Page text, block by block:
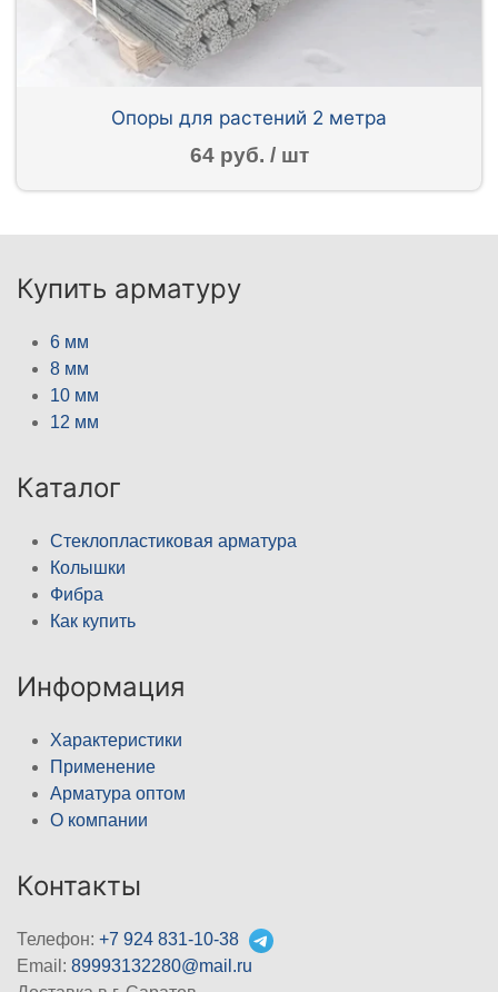
Опоры для растений 2 метра
64 руб. / шт
Купить арматуру
6 мм
8 мм
10 мм
12 мм
Каталог
Стеклопластиковая арматура
Колышки
Фибра
Как купить
Информация
Характеристики
Применение
Арматура оптом
О компании
Контакты
Телефон: +7 924 831-10-38
Email: 89993132280@mail.ru